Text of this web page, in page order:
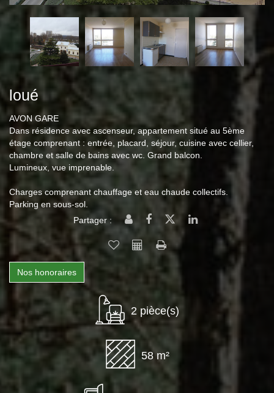
loué
AVON GARE
Dans résidence avec ascenseur, appartement situé au 5ème
étage comprenant : entrée, placard, séjour, cuisine avec cellier,
chambre et salle de bains avec wc. Grand balcon.
Lumineux, vue imprenable.
Charges comprenant chauffage et eau chaude collectifs.
Parking en sous-sol.
Partager :
Nos honoraires
2 pièce(s)
58 m²